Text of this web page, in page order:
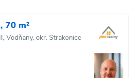
70 m²
Vodňany, okr. Strakonice